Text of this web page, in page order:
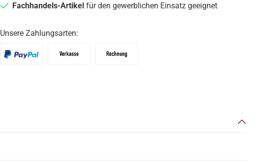
Fachhandels-Artikelfür den gewerblichen Einsatz geeignet
Unsere Zahlungsarten: